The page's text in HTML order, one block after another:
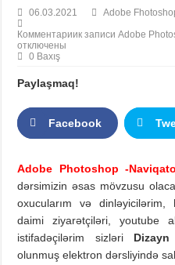
06.03.2021 Adobe
Комментариик записи Adobe
отключены
0 Baxış
Paylaşmaq!
Facebook
Adobe Photoshop -
dərsimizin əsas mövzusu
oxucularım və dinləyicilərim,
daimi ziyarətçiləri, youtube
istifadəçilərim sizləri
olunmuş elektron dərsliyində